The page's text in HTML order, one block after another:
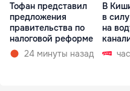
Тофан представил
предложения
правительства по
налоговой реформе
24 минуты назад
В
в
на